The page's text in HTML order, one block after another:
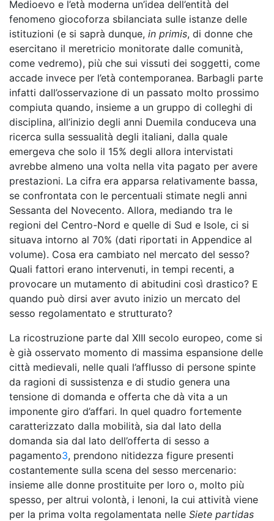
Medioevo e l’età moderna un’idea dell’entità del
fenomeno giocoforza sbilanciata sulle istanze delle
istituzioni (e si saprà dunque, in primis, di donne che
esercitano il meretricio monitorate dalle comunità,
come vedremo), più che sui vissuti dei soggetti, come
accade invece per l’età contemporanea. Barbagli parte
infatti dall’osservazione di un passato molto prossimo
compiuta quando, insieme a un gruppo di colleghi di
disciplina, all’inizio degli anni Duemila conduceva una
ricerca sulla sessualità degli italiani, dalla quale
emergeva che solo il 15% degli allora intervistati
avrebbe almeno una volta nella vita pagato per avere
prestazioni. La cifra era apparsa relativamente bassa,
se confrontata con le percentuali stimate negli anni
Sessanta del Novecento. Allora, mediando tra le
regioni del Centro-Nord e quelle di Sud e Isole, ci si
situava intorno al 70% (dati riportati in Appendice al
volume). Cosa era cambiato nel mercato del sesso?
Quali fattori erano intervenuti, in tempi recenti, a
provocare un mutamento di abitudini così drastico? E
quando può dirsi aver avuto inizio un mercato del
sesso regolamentato e strutturato?
La ricostruzione parte dal XIII secolo europeo, come si
è già osservato momento di massima espansione delle
città medievali, nelle quali l’afflusso di persone spinte
da ragioni di sussistenza e di studio genera una
tensione di domanda e offerta che dà vita a un
imponente giro d’affari. In quel quadro fortemente
caratterizzato dalla mobilità, sia dal lato della
domanda sia dal lato dell’offerta di sesso a
pagamento3, prendono nitidezza figure presenti
costantemente sulla scena del sesso mercenario:
insieme alle donne prostituite per loro o, molto più
spesso, per altrui volontà, i lenoni, la cui attività viene
per la prima volta regolamentata nelle Siete partidas